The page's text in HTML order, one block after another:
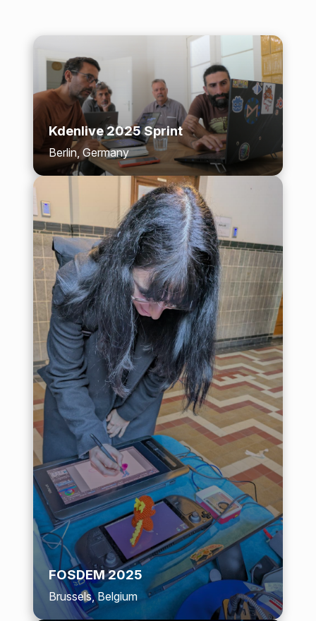
Kdenlive 2025 Sprint
Berlin, Germany
FOSDEM 2025
Brussels, Belgium